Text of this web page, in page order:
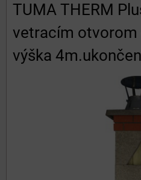
TUMA THERM
vetracím otvorom
výška